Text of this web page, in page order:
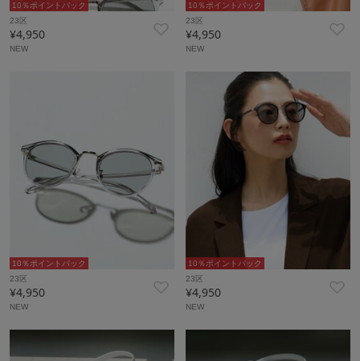
10％ポイントバック
23区
¥4,950
NEW
10％ポイントバック
23区
¥4,950
NEW
10％ポイントバック
23区
¥4,950
NEW
10％ポイントバック
23区
¥4,950
NEW